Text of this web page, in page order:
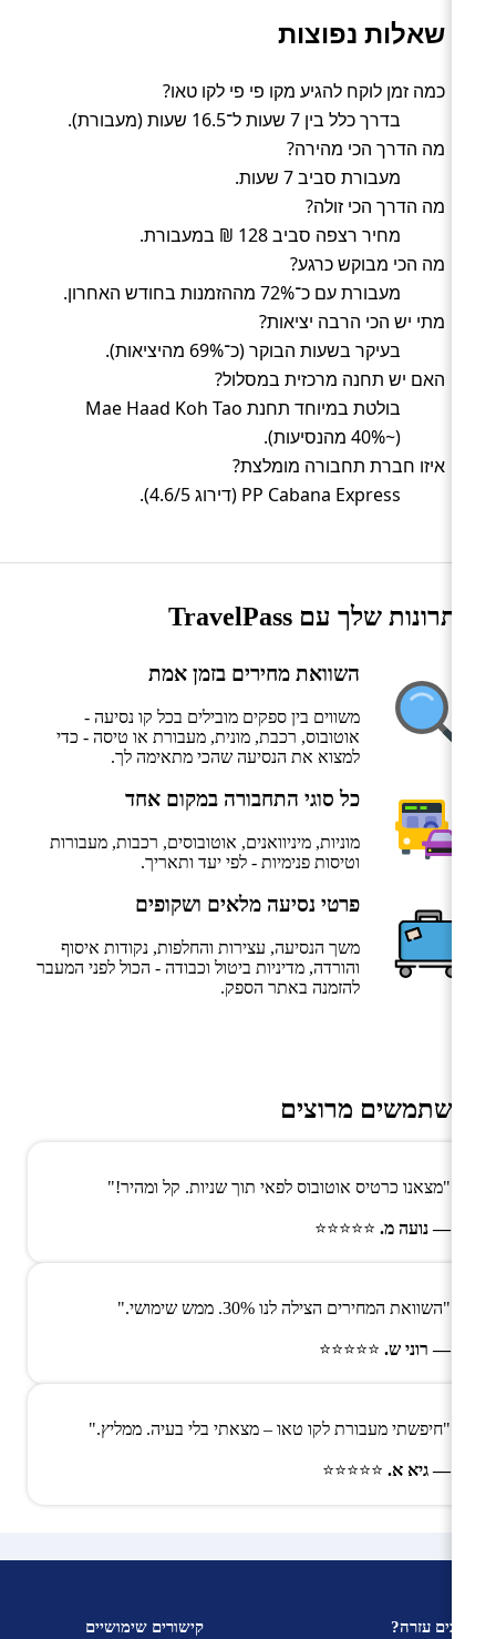
שאלות נפוצות
כמה זמן לוקח להגיע מקו פי פי לקו טאו?
בדרך כלל בין 7 שעות ל־16.5 שעות (מעבורת).
מה הדרך הכי מהירה?
מעבורת סביב 7 שעות.
מה הדרך הכי זולה?
מחיר רצפה סביב 128 ₪ במעבורת.
מה הכי מבוקש כרגע?
מעבורת עם כ־72% מההזמנות בחודש האחרון.
מתי יש הכי הרבה יציאות?
בעיקר בשעות הבוקר (כ־69% מהיציאות).
האם יש תחנה מרכזית במסלול?
בולטת במיוחד תחנת Mae Haad Koh Tao
(~40% מהנסיעות).
איזו חברת תחבורה מומלצת?
PP Cabana Express (דירוג 4.6/5).
היתרונות שלך עם TravelPass
השוואת מחירים בזמן אמת
משווים בין ספקים מובילים בכל קו נסיעה -
אוטובוס, רכבת, מונית, מעבורת או טיסה - כדי
למצוא את הנסיעה שהכי מתאימה לך.
כל סוגי התחבורה במקום אחד
מוניות, מיניוואנים, אוטובוסים, רכבות, מעבורות
וטיסות פנימיות - לפי יעד ותאריך.
פרטי נסיעה מלאים ושקופים
משך הנסיעה, עצירות והחלפות, נקודות איסוף
והורדה, מדיניות ביטול וכבודה - הכול לפני המעבר
להזמנה באתר הספק.
משתמשים מרוצים
"מצאנו כרטיס אוטובוס לפאי תוך שניות. קל ומהיר!"
— נועה מ. ⭐⭐⭐⭐⭐
"השוואת המחירים הצילה לנו 30%. ממש שימושי."
— רוני ש. ⭐⭐⭐⭐⭐
"חיפשתי מעבורת לקו טאו – מצאתי בלי בעיה. ממליץ."
— גיא א. ⭐⭐⭐⭐⭐
צריכים עזרה? קישורים שימושיים